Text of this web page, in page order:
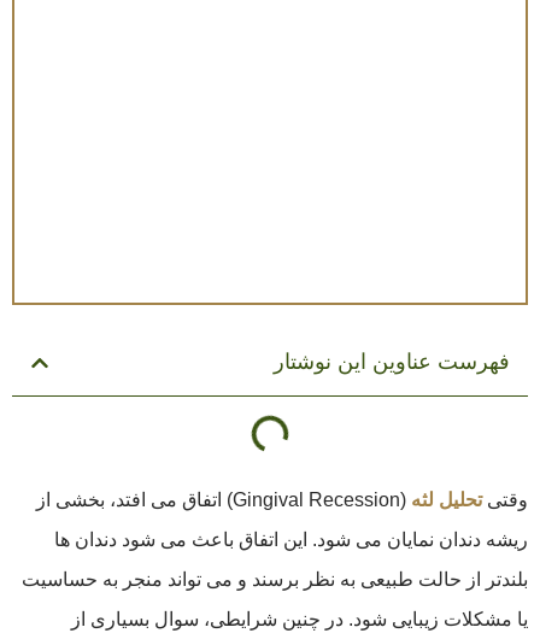
فهرست عناوین این نوشتار
وقتیتحلیل لثه
(Gingival Recession) اتفاق می افتد، بخشی از
ریشه دندان نمایان می شود. این اتفاق باعث می شود دندان ها
بلندتر از حالت طبیعی به نظر برسند و می تواند منجر به حساسیت
یا مشکلات زیبایی شود. در چنین شرایطی، سوال بسیاری از